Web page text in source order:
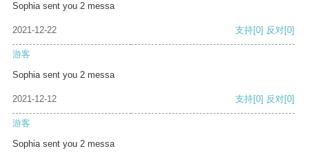
Sophia sent you 2 messa
2021-12-22 支持[0] 反对[0]
游客
Sophia sent you 2 messa
2021-12-12 支持[0] 反对[0]
游客
Sophia sent you 2 messa